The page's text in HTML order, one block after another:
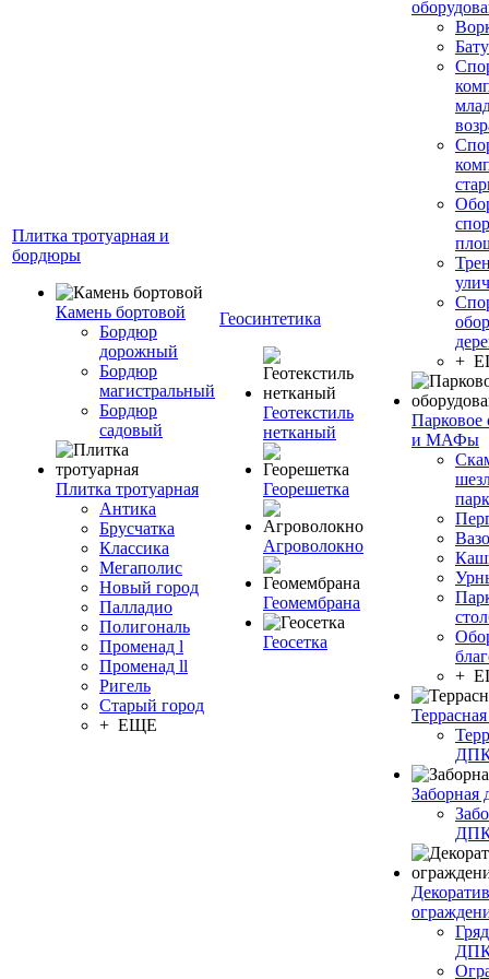
Плитка тротуарная и
бордюры
Камень бортовой
Бордюр
дорожный
Бордюр
магистральный
Бордюр
садовый
Плитка тротуарная
Антика
Брусчатка
Классика
Мегаполис
Новый город
Палладио
Полигональ
Променад l
Променад ll
Ригель
Старый город
+ ЕЩЕ
Геосинтетика
Геотекстиль
нетканый
Георешетка
Агроволокно
Геомембрана
Геосетка
+
Парковое
и МАФы
+
Заборная